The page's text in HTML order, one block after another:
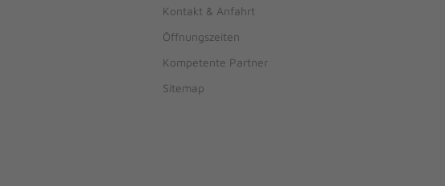
Kontakt & Anfahrt
Öffnungszeiten
Kompetente Partner
Sitemap